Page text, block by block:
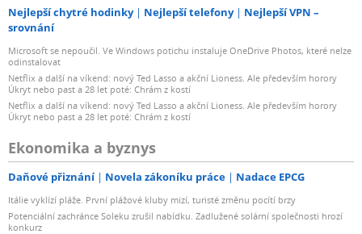
Nejlepší chytré hodinky Nejlepší telefony
Nejlepší VPN –
srovnání
Microsoft se nepoučil. Ve Windows potichu instaluje OneDrive Photos, které nelze
odinstalovat
Netflix a další na víkend: nový Ted Lasso a akční Lioness. Ale především horory
Úkryt nebo past a 28 let poté: Chrám z kostí
Netflix a další na víkend: nový Ted Lasso a akční Lioness. Ale především horory
Úkryt nebo past a 28 let poté: Chrám z kostí
Ekonomika a byznys
Daňové přiznání Novela zákoníku práce Nadace EPCG
Itálie vyklízí pláže. První plážové kluby mizí, turisté změnu pocítí brzy
Potenciální zachránce Soleku zrušil nabídku. Zadlužené solární společnosti hrozí
konkurz